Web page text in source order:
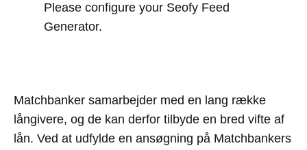
Please configure your Seofy Feed
Generator.
Matchbanker samarbejder med en lang række
långivere, og de kan derfor tilbyde en bred vifte af
lån. Ved at udfylde en ansøgning på Matchbankers